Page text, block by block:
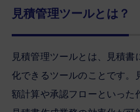
見積管理ツールとは？
見積管理ツールとは、見積書
化できるツールのことです。
額計算や承認フローといった